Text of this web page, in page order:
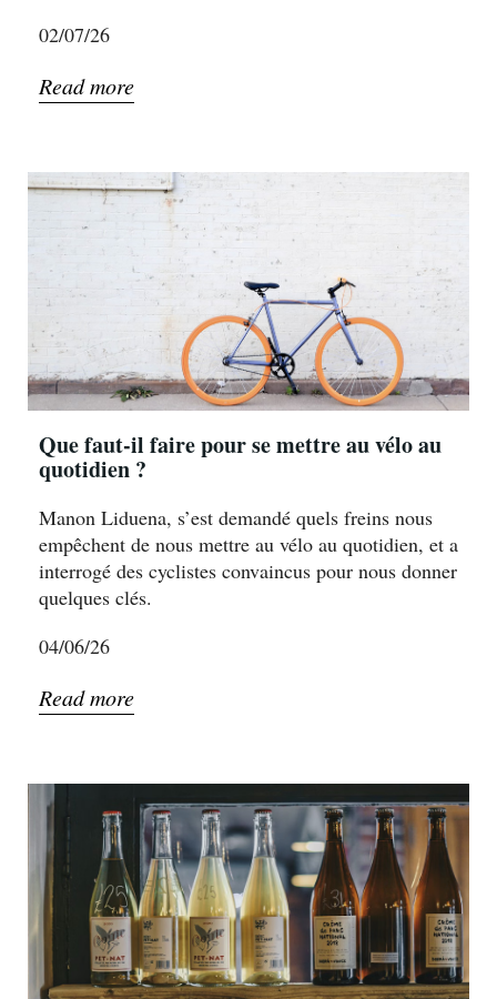
02/07/26
Read more
Que faut-il faire pour se mettre au vélo au
quotidien ?
Manon Liduena, s’est demandé quels freins nous
empêchent de nous mettre au vélo au quotidien, et a
interrogé des cyclistes convaincus pour nous donner
quelques clés.
04/06/26
Read more